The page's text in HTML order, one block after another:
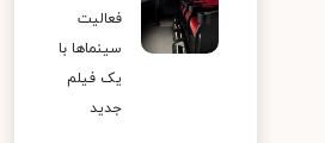
فعالیت
سینماها با
یک فیلم
جدید